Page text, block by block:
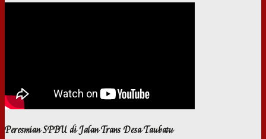
Peresmian SPBU di Jalan Trans Desa Taubatu